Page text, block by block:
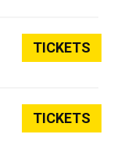
TICKETS
TICKETS